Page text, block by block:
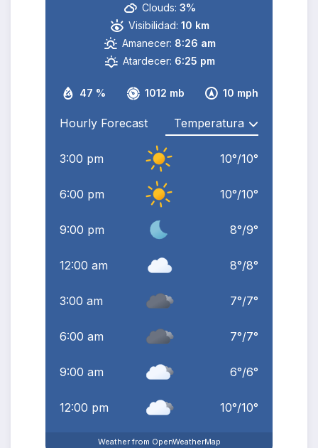
47 % 1012 mb 10 mph
Clouds: 3%
Visibilidad: 10 km
Amanecer: 8:26 am
Atardecer: 6:25 pm
Hourly Forecast
3:00 pm 10°/10°
6:00 pm 10°/10°
9:00 pm 8°/9°
12:00 am 8°/8°
3:00 am 7°/7°
6:00 am 7°/7°
9:00 am 6°/6°
12:00 pm 10°/10°
Weather from OpenWeatherMap